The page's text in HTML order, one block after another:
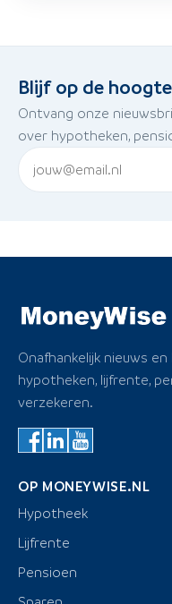
Blijf op de hoogte
Ontvang onze
over hypotheken,
Onafhankelijk nieuws
hypotheken, lijfrente,
verzekeren.
OP MONEYWISE.NL
Hypotheek
Lijfrente
Pensioen